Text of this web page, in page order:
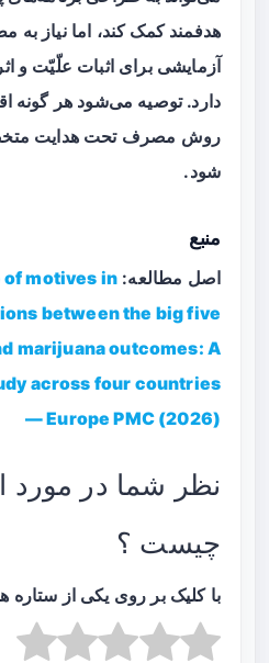
هدفمند کمک کند، اما نیاز به
آزمایشی برای اثبات علّیّت و
دارد. توصیه می‌شود هر گونه
روش مصرف تحت هدایت
شود.
منبع
اصل مطالعه: motives in
between the big five
marijuana outcomes: A
across four countries
— Europe PMC (2026)
نظر شما در مورد
چیست ؟
با کلیک بر روی یکی از ستاره ها از ۱ تا ۵ امتیاز